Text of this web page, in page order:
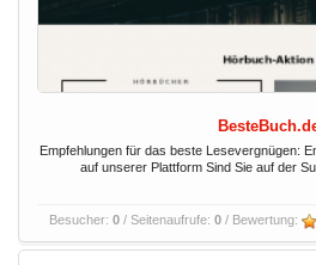
Empfehlungen für das beste Lesevergnügen:
auf unserer Plattform Sind Sie auf der
Besucher: 0/ Seitenaufrufe: 0/ Bewertung: